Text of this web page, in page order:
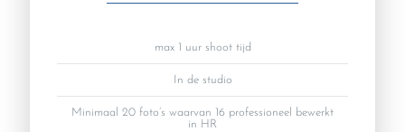
max 1 uur shoot tijd
In de studio
Minimaal 20 foto’s waarvan 16 professioneel bewerkt
in HR